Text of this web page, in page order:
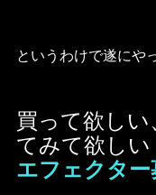
というわけで遂にや
買って欲しい
てみて欲しい
エフェクター